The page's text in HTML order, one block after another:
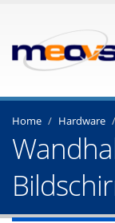
Home Hardware